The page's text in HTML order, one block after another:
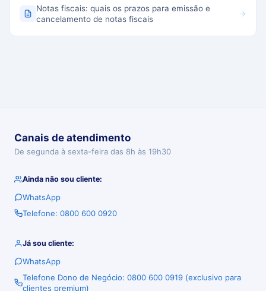
Notas fiscais: quais os prazos para emissão e
cancelamento de notas fiscais
Canais de atendimento
De segunda à sexta-feira das 8h às 19h30
Ainda não sou cliente:
WhatsApp
Telefone: 0800 600 0920
Já sou cliente:
WhatsApp
Telefone Dono de Negócio: 0800 600 0919 (exclusivo para
clientes premium)